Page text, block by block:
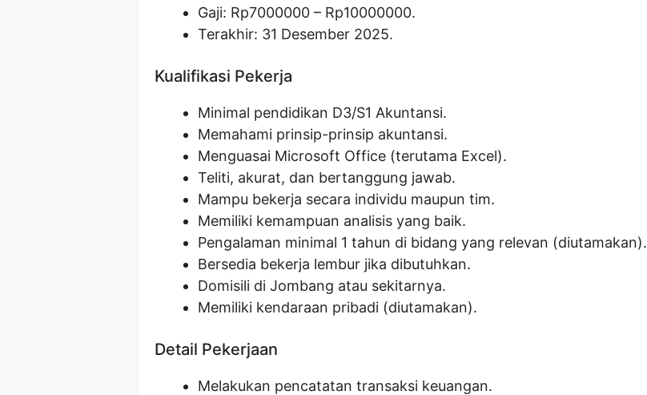
Gaji: Rp7000000 – Rp10000000.
Terakhir: 31 Desember 2025.
Kualifikasi Pekerja
Minimal pendidikan D3/S1 Akuntansi.
Memahami prinsip-prinsip akuntansi.
Menguasai Microsoft Office (terutama Excel).
Teliti, akurat, dan bertanggung jawab.
Mampu bekerja secara individu maupun tim.
Memiliki kemampuan analisis yang baik.
Pengalaman minimal 1 tahun di bidang yang relevan (diutamakan).
Bersedia bekerja lembur jika dibutuhkan.
Domisili di Jombang atau sekitarnya.
Memiliki kendaraan pribadi (diutamakan).
Detail Pekerjaan
Melakukan pencatatan transaksi keuangan.